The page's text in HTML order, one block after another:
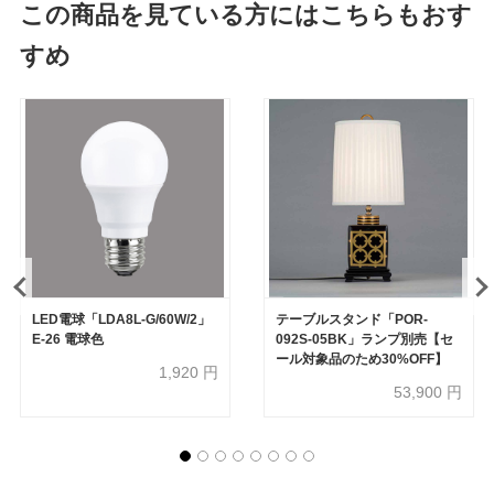
この商品を見ている方にはこちらもおす
すめ
LED電球「LDA8L-G/60W/2」
E-26 電球色
1,920 円
テーブルスタンド「POR-
092S-05BK」ランプ別売【セ
ール対象品のため30%OFF】
53,900 円